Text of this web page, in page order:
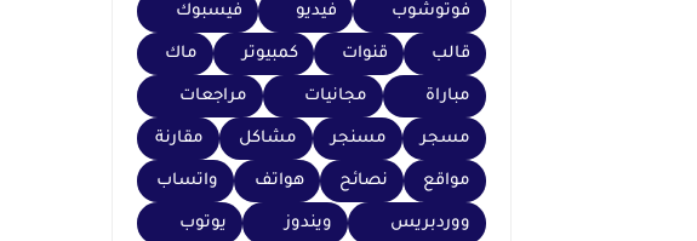
فوتوشوب فيديو فيسبوك
قالب قنوات كمبيوتر ماك
مباراة مجانيات مراجعات
مسجر مسنجر مشاكل مقارنة
مواقع نصائح هواتف واتساب
ووردبريس ويندوز يوتوب